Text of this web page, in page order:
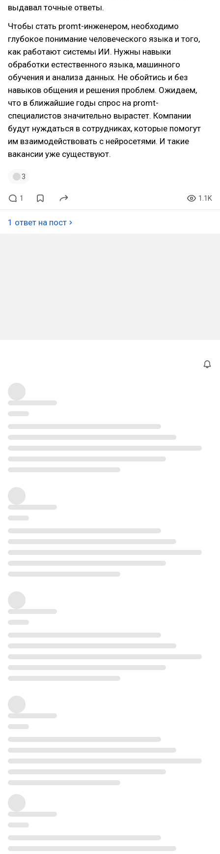
выдавал точные ответы.
Чтобы стать promt-инженером, необходимо
глубокое понимание человеческого языка и того,
как работают системы ИИ. Нужны навыки
обработки естественного языка, машинного
обучения и анализа данных. Не обойтись и без
навыков общения и решения проблем. Ожидаем,
что в ближайшие годы спрос на promt-
специалистов значительно вырастет. Компании
будут нуждаться в сотрудниках, которые помогут
им взаимодействовать с нейросетями. И такие
вакансии уже существуют.
3
1 1.1K
1 ответ на пост